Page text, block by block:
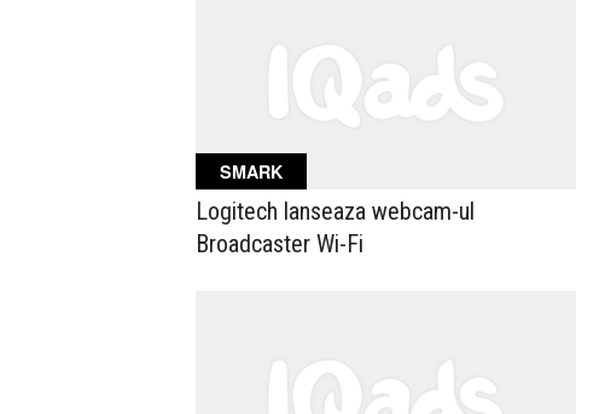
SMARK
Logitech lanseaza webcam-ul
Broadcaster Wi-Fi